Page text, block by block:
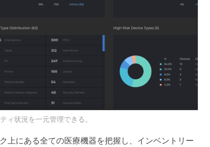
状況を一元管理できる。
上にある全ての医療機器を把握し、インベントリー